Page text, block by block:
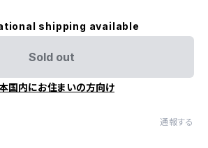
shipping available
Sold out
国内にお住まいの方向け
通報する